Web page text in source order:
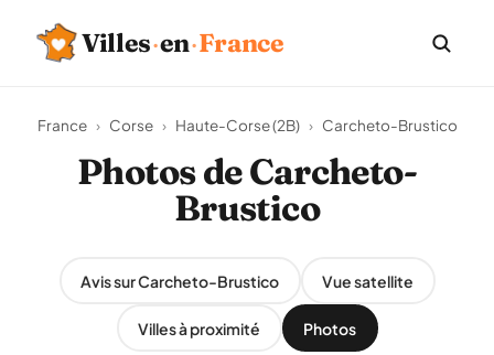
Villes·en·France
France › Corse › Haute-Corse (2B) › Carcheto-Brustico
Photos de Carcheto-
Brustico
Avis sur Carcheto-Brustico Vue satellite
Villes à proximité Photos